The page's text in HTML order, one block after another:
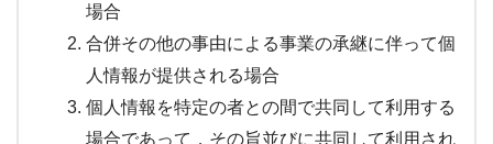
場合
合併その他の事由による事業の承継に伴って個
人情報が提供される場合
個人情報を特定の者との間で共同して利用する
場合であって，その旨並びに共同して利用され